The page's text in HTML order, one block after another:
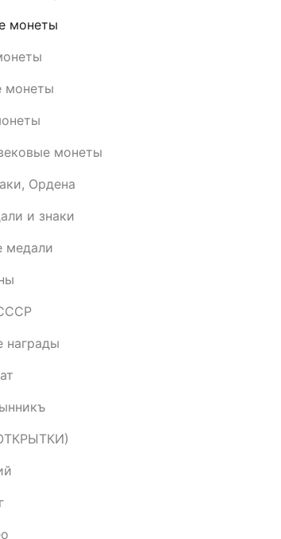
монеты
монеты
монеты
Ордена
и знаки
медали
награды